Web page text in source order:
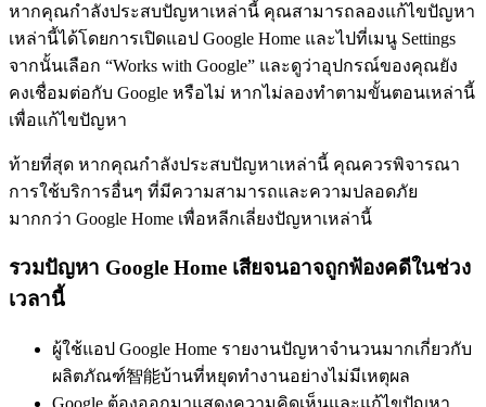
หากคุณกำลังประสบปัญหาเหล่านี้ คุณสามารถลองแก้ไขปัญหา
เหล่านี้ได้โดยการเปิดแอป Google Home และไปที่เมนู Settings
จากนั้นเลือก “Works with Google” และดูว่าอุปกรณ์ของคุณยัง
คงเชื่อมต่อกับ Google หรือไม่ หากไม่ลองทำตามขั้นตอนเหล่านี้
เพื่อแก้ไขปัญหา
ท้ายที่สุด หากคุณกำลังประสบปัญหาเหล่านี้ คุณควรพิจารณา
การใช้บริการอื่นๆ ที่มีความสามารถและความปลอดภัย
มากกว่า Google Home เพื่อหลีกเลี่ยงปัญหาเหล่านี้
รวมปัญหา Google Home เสียจนอาจถูกฟ้องคดีในช่วง
เวลานี้
ผู้ใช้แอป Google Home รายงานปัญหาจำนวนมากเกี่ยวกับ
ผลิตภัณฑ์智能บ้านที่หยุดทำงานอย่างไม่มีเหตุผล